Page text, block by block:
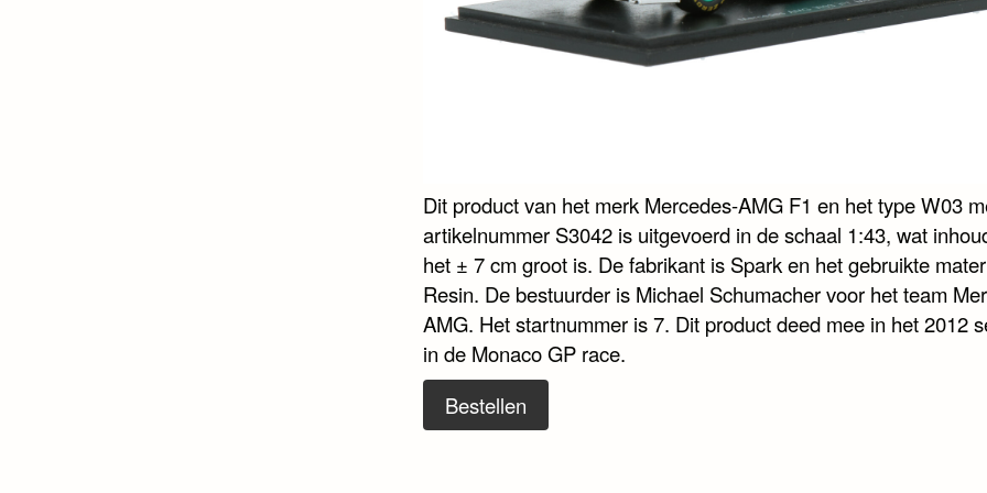
Dit product van het merk Mercedes-AMG F1 en het type W03
artikelnummer S3042 is uitgevoerd in de schaal 1:43, wat
het ± 7 cm groot is. De fabrikant is Spark en het gebruikte
Resin. De bestuurder is Michael Schumacher voor het team
AMG. Het startnummer is 7. Dit product deed mee in het 2012
in de Monaco GP race.
Bestellen